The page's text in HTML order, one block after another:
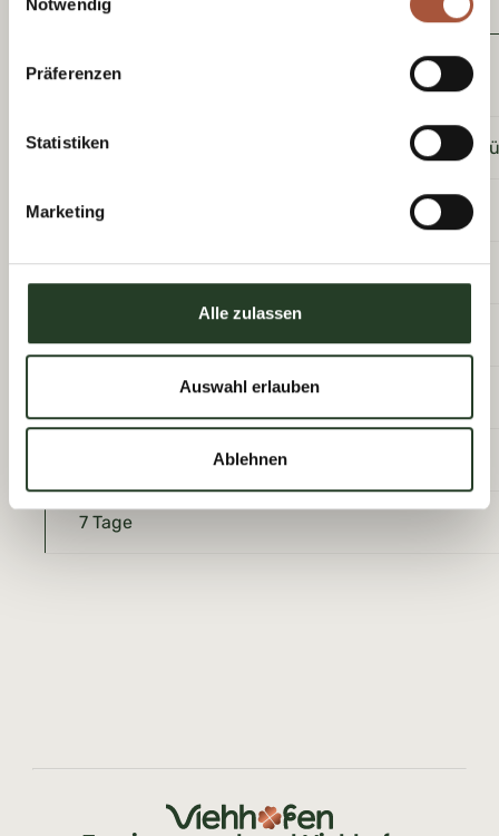
Notwendig
Präferenzen
Statistiken
Marketing
Alle zulassen
Auswahl erlauben
Ablehnen
Schmittenhöhe
Mehrtageskarte inkl. 2 Fahrten/Tag, ohne
7 Tage